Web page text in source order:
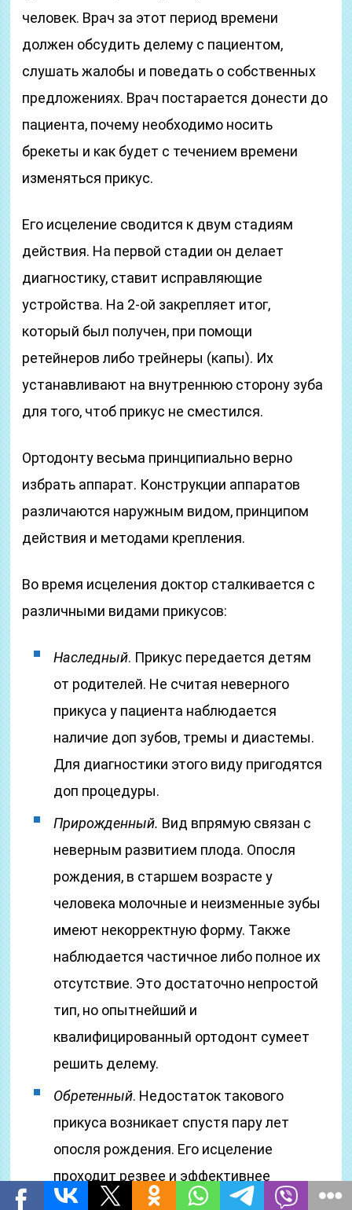
человек. Врач за этот период времени
должен обсудить делему с пациентом,
слушать жалобы и поведать о собственных
предложениях. Врач постарается донести до
пациента, почему необходимо носить
брекеты и как будет с течением времени
изменяться прикус.
Его исцеление сводится к двум стадиям
действия. На первой стадии он делает
диагностику, ставит исправляющие
устройства. На 2-ой закрепляет итог,
который был получен, при помощи
ретейнеров либо трейнеры (капы). Их
устанавливают на внутреннюю сторону зуба
для того, чтоб прикус не сместился.
Ортодонту весьма принципиально верно
избрать аппарат. Конструкции аппаратов
различаются наружным видом, принципом
действия и методами крепления.
Во время исцеления доктор сталкивается с
различными видами прикусов:
Наследный. Прикус передается детям
от родителей. Не считая неверного
прикуса у пациента наблюдается
наличие доп зубов, тремы и диастемы.
Для диагностики этого виду пригодятся
доп процедуры.
Прирожденный. Вид впрямую связан с
неверным развитием плода. Опосля
рождения, в старшем возрасте у
человека молочные и неизменные зубы
имеют некорректную форму. Также
наблюдается частичное либо полное их
отсутствие. Это достаточно непростой
тип, но опытнейший и
квалифицированный ортодонт сумеет
решить делему.
Обретенный. Недостаток такового
прикуса возникает спустя пару лет
опосля рождения. Его исцеление
проходит резвее и эффективнее
остальных прикусов, поэтому, что